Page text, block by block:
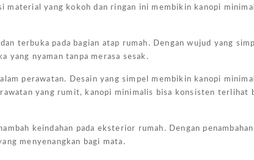
material yang kokoh dan ringan ini membikin kanopi
terbuka pada bagian atap rumah. Dengan wujud yang
yang nyaman tanpa merasa sesak.
perawatan. Desain yang simpel membikin kanopi
yang rumit, kanopi minimalis bisa konsisten terlihat
keindahan pada eksterior rumah. Dengan
menyenangkan bagi mata.